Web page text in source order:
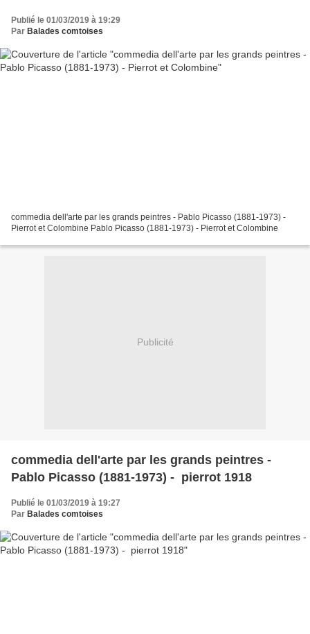
Publié le 01/03/2019 à 19:29
Par Balades comtoises
commedia dell'arte par les grands peintres - Pablo Picasso (1881-1973) -
Pierrot et Colombine Pablo Picasso (1881-1973) - Pierrot et Colombine
Publicité
commedia dell'arte par les grands peintres -
Pablo Picasso (1881-1973) - pierrot 1918
Publié le 01/03/2019 à 19:27
Par Balades comtoises